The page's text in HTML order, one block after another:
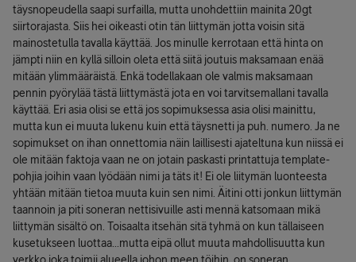
täysnopeudella saapi surfailla, mutta unohdettiin mainita 20gt
siirtorajasta. Siis hei oikeasti otin tän liittymän jotta voisin sitä
mainostetulla tavalla käyttää. Jos minulle kerrotaan että hinta on
jämpti niin en kyllä silloin oleta että siitä joutuis maksamaan enää
mitään ylimmääräistä. Enkä todellakaan ole valmis maksamaan
pennin pyörylää tästä liittymästä jota en voi tarvitsemallani tavalla
käyttää. Eri asia olisi se että jos sopimuksessa asia olisi mainittu,
mutta kun ei muuta lukenu kuin että täysnetti ja puh. numero. Ja ne
sopimukset on ihan onnettomia näin laillisesti ajateltuna kun niissä ei
ole mitään faktoja vaan ne on jotain paskasti printattuja template-
pohjia joihin vaan lyödään nimi ja täts it! Ei ole liitymän luonteesta
yhtään mitään tietoa muuta kuin sen nimi. Äitini otti jonkun liittymän
taannoin ja piti soneran nettisivuille asti mennä katsomaan mikä
liittymän sisältö on. Toisaalta itsehän sitä tyhmä on kun tällaiseen
kusetukseen luottaa...mutta eipä ollut muuta mahdollisuutta kun